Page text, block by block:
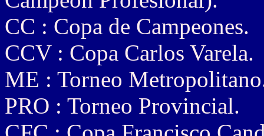
CC : Copa de Campeones.
CCV : Copa Carlos Varela.
ME : Torneo
PRO : Torneo Provincial.